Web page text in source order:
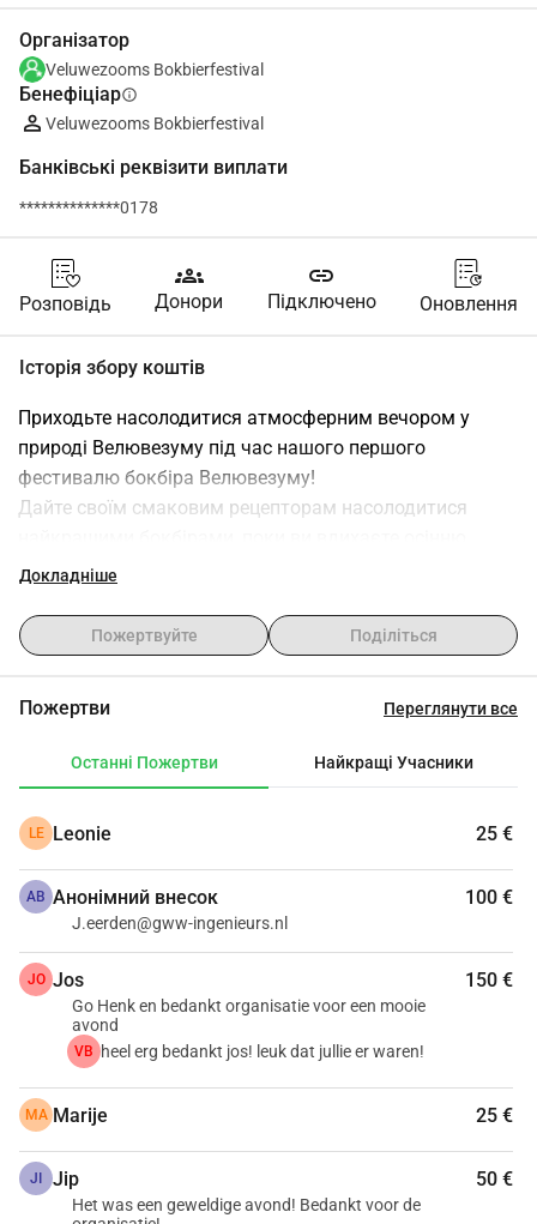
Організатор
Veluwezooms Bokbierfestival
Бенефіціарinfo
Veluwezooms Bokbierfestival
Банківські реквізити виплати
**************0178
Розповідь
groups
Донори
link
Підключено Оновлення
Історія збору коштів
Приходьте насолодитися атмосферним вечором у
природі Велювезуму під час нашого першого
фестивалю бокбіра Велювезуму!
Дайте своїм смаковим рецепторам насолодитися
атмосферу і разом з нами сприяєте важливій меті!
Цього року ми поєднуємо затишок з добрими
справами, адже виручка з фестивалю йде на Alpe
Разом ми можемо насолоджуватися і допомагати!
Приходьте і насолоджуйтеся:
• Смачною їжею та напоями з Велювезуму
• Активностями для дітей з Велювезуму
• Природою - найвища насолода.
Докладніше
Пожертвуйте Поділіться
Пожертви Переглянути все
Останні Пожертви Найкращі Учасники
LE Leonie 25 €
АВ Анонімний внесок 100 €
J.eerden@gww-ingenieurs.nl
JO Jos 150 €
Go Henk en bedankt organisatie voor een mooie
avond
VB heel erg bedankt jos! leuk dat jullie er waren!
MA Marije 25 €
JI Jip 50 €
Het was een geweldige avond! Bedankt voor de